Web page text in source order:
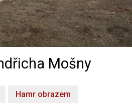
Mošny
Hamr obrazem